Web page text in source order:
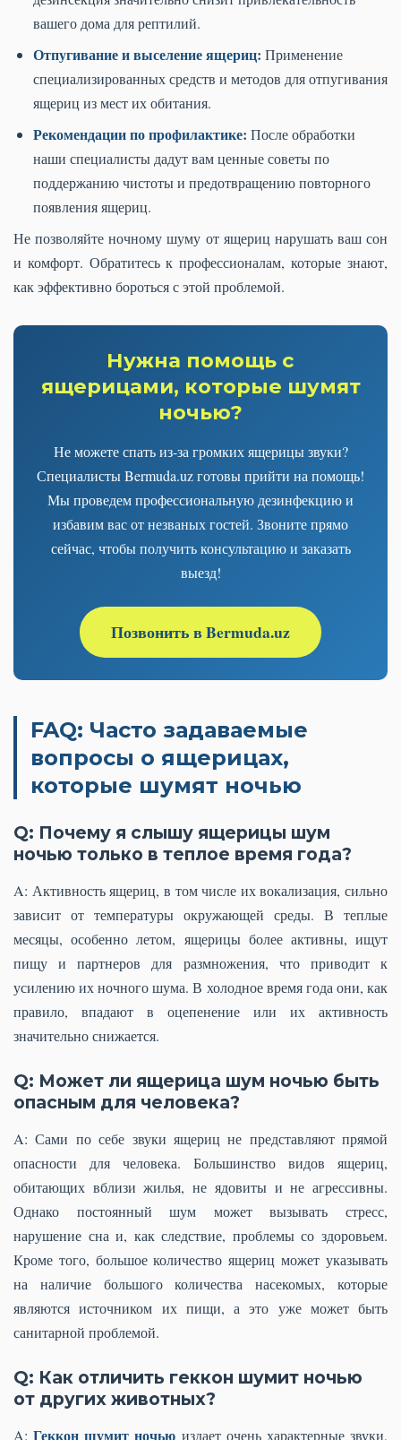
вашего дома для рептилий.
Отпугивание и выселение ящериц: Применение
специализированных средств и методов для отпугивания
ящериц из мест их обитания.
Рекомендации по профилактике: После обработки
наши специалисты дадут вам ценные советы по
поддержанию чистоты и предотвращению повторного
появления ящериц.
Не позволяйте ночному шуму от ящериц нарушать ваш сон
и комфорт. Обратитесь к профессионалам, которые знают,
как эффективно бороться с этой проблемой.
Нужна помощь с
ящерицами, которые шумят
ночью?
Не можете спать из-за громких ящерицы звуки?
Специалисты Bermuda.uz готовы прийти на помощь!
Мы проведем профессиональную дезинфекцию и
избавим вас от незваных гостей. Звоните прямо
сейчас, чтобы получить консультацию и заказать
выезд!
Позвонить в Bermuda.uz
FAQ: Часто задаваемые
вопросы о ящерицах,
которые шумят ночью
Q: Почему я слышу ящерицы шум
ночью только в теплое время года?
A: Активность ящериц, в том числе их вокализация, сильно
зависит от температуры окружающей среды. В теплые
месяцы, особенно летом, ящерицы более активны, ищут
пищу и партнеров для размножения, что приводит к
усилению их ночного шума. В холодное время года они, как
правило, впадают в оцепенение или их активность
значительно снижается.
Q: Может ли ящерица шум ночью быть
опасным для человека?
A: Сами по себе звуки ящериц не представляют прямой
опасности для человека. Большинство видов ящериц,
обитающих вблизи жилья, не ядовиты и не агрессивны.
Однако постоянный шум может вызывать стресс,
нарушение сна и, как следствие, проблемы со здоровьем.
Кроме того, большое количество ящериц может указывать
на наличие большого количества насекомых, которые
являются источником их пищи, а это уже может быть
санитарной проблемой.
Q: Как отличить геккон шумит ночью
от других животных?
A:Геккон шумит ночью издает очень характерные звуки,